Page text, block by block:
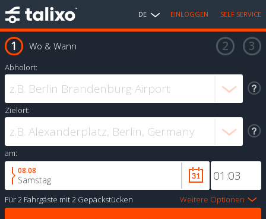
DE EINLOGGEN SELF SERVICE
Wo & Wann
Abholort:
Zielort:
am:
08.08
Samstag
Für2 Fahrgäste mit2 Gepäckstücken Weitere Optionen